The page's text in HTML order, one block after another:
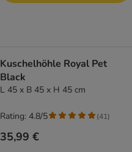
Kuschelhöhle Royal Pet
Black
L 45 x B 45 x H 45 cm
35,99 €
Rating: 4.8/5 (41)